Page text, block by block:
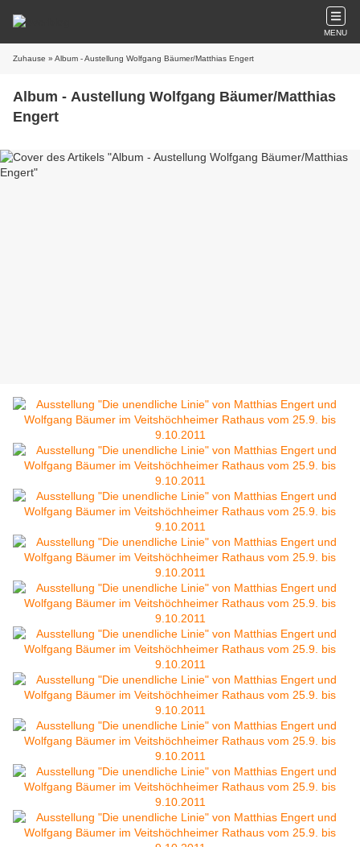
MENU
Zuhause » Album - Austellung Wolfgang Bäumer/Matthias Engert
Album - Austellung Wolfgang Bäumer/Matthias
Engert